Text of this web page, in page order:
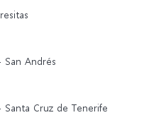
San Andrés
Cruz de Tenerife